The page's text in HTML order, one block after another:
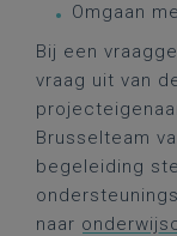
Omgaan
Bij een
vraag uit van
Brusselteam
begeleiding
naar